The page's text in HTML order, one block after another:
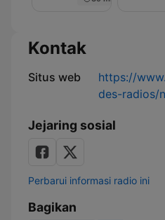
sur
NRJ
Kontak
Situs web
https://
des-radios/
Jejaring sosial
Perbarui informasi radio ini
Bagikan